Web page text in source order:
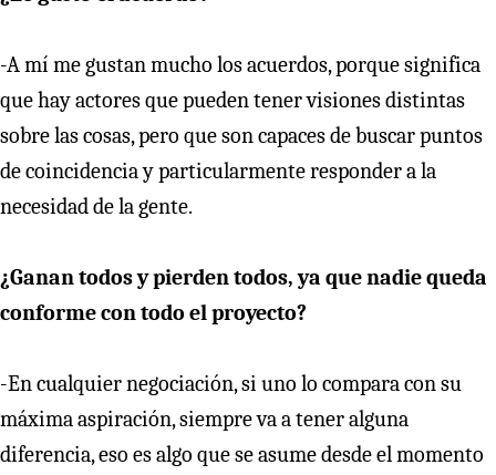
-A mí me gustan mucho los acuerdos, porque significa
que hay actores que pueden tener visiones distintas
sobre las cosas, pero que son capaces de buscar puntos
de coincidencia y particularmente responder a la
necesidad de la gente.
¿Ganan todos y pierden todos, ya que nadie queda
conforme con todo el proyecto?
-En cualquier negociación, si uno lo compara con su
máxima aspiración, siempre va a tener alguna
diferencia, eso es algo que se asume desde el momento